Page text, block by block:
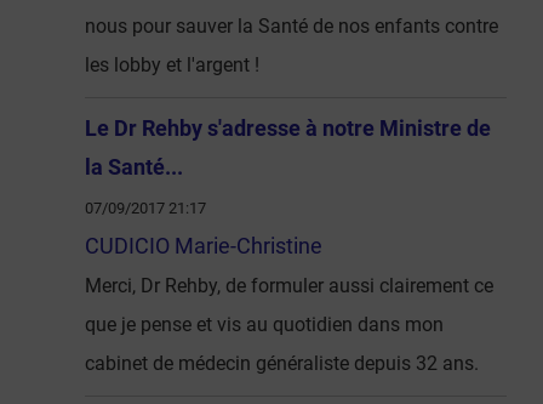
nous pour sauver la Santé de nos enfants contre
les lobby et l'argent !
Le Dr Rehby s'adresse à notre Ministre de
la Santé...
07/09/2017 21:17
CUDICIO Marie-Christine
Merci, Dr Rehby, de formuler aussi clairement ce
que je pense et vis au quotidien dans mon
cabinet de médecin généraliste depuis 32 ans.